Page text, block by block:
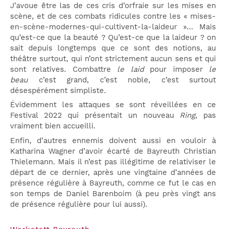
J’avoue être las de ces cris d’orfraie sur les mises en
scène, et de ces combats ridicules contre les « mises-
en-scène-modernes-qui-cultivent-la-laideur »… Mais
qu’est-ce que la beauté ? Qu’est-ce que la laideur ? on
sait depuis longtemps que ce sont des notions, au
théâtre surtout, qui n’ont strictement aucun sens et qui
sont relatives. Combattre le laidpour imposer le
beauc’est grand, c’est noble, c’est surtout
désespérément simpliste.
Évidemment les attaques se sont réveillées en ce
Festival 2022 qui présentait un nouveau Ring, pas
vraiment bien accueilli.
Enfin, d’autres ennemis doivent aussi en vouloir à
Katharina Wagner d’avoir écarté de Bayreuth Christian
Thielemann. Mais il n’est pas illégitime de relativiser le
départ de ce dernier, après une vingtaine d’années de
présence régulière à Bayreuth, comme ce fut le cas en
son temps de Daniel Barenboim (à peu près vingt ans
de présence régulière pour lui aussi).